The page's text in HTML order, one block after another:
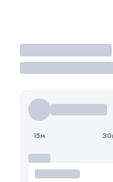
Торговать
15м